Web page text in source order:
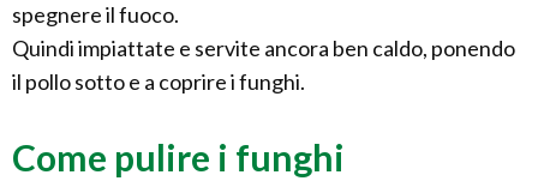
spegnere il fuoco.
Quindi impiattate e servite ancora ben caldo, ponendo
il pollo sotto e a coprire i funghi.
Come pulire i funghi